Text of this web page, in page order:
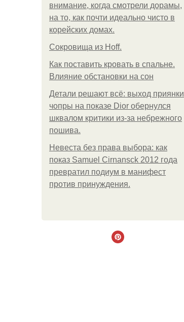
внимание, когда смотрели дорамы,
на то, как почти идеально чисто в
корейских домах.
Сокровища из Hoff.
Как поставить кровать в спальне.
Влияние обстановки на сон
Детали решают всё: выход приянки
чопры на показе Dior обернулся
шквалом критики из-за небрежного
пошива.
Невеста без права выбора: как
показ Samuel Cirnansck 2012 года
превратил подиум в манифест
против принуждения.